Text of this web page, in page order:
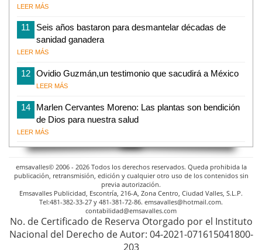
LEER MÁS
11
Seis años bastaron para desmantelar décadas de
sanidad ganadera
LEER MÁS
12 Ovidio Guzmán,un testimonio que sacudirá a México
LEER MÁS
14
Marlen Cervantes Moreno: Las plantas son bendición
de Dios para nuestra salud
LEER MÁS
emsavalles© 2006 - 2026 Todos los derechos reservados. Queda prohibida la
publicación, retransmisión, edición y cualquier otro uso de los contenidos sin
previa autorización.
Emsavalles Publicidad, Escontría, 216-A, Zona Centro, Ciudad Valles, S.L.P.
Tel:481-382-33-27 y 481-381-72-86. emsavalles@hotmail.com.
contabilidad@emsavalles.com
No. de Certificado de Reserva Otorgado por el Instituto
Nacional del Derecho de Autor: 04-2021-071615041800-
203